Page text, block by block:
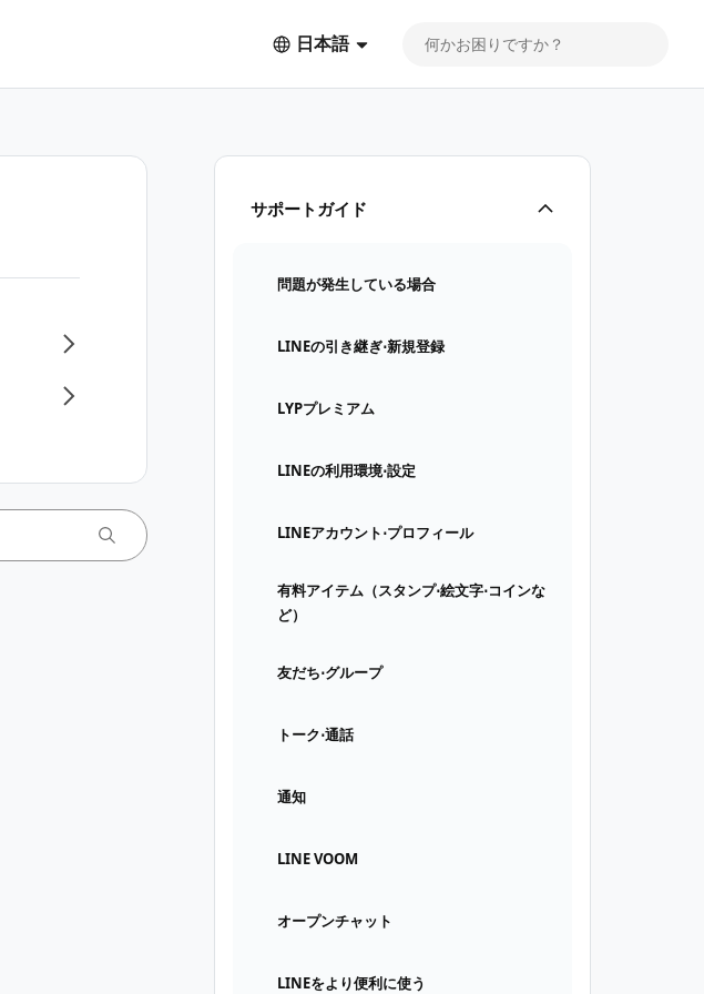
日本語
サポートガイド
問題が発生している場合
LINEの引き継ぎ⋅新規登録
LYPプレミアム
LINEの利用環境⋅設定
LINEアカウント⋅プロフィール
有料アイテム（スタンプ⋅絵文字⋅コインな
ど）
友だち⋅グループ
トーク⋅通話
通知
LINE VOOM
オープンチャット
LINEをより便利に使う